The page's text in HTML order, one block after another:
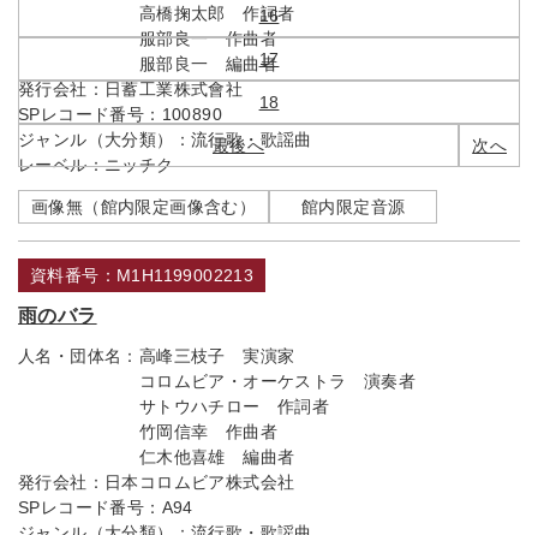
16
17
18
次へ
最後へ
高橋掬太郎 作詞者
服部良一 作曲者
服部良一 編曲者
発行会社： 日蓄工業株式會社
SPレコード番号： 100890
ジャンル（大分類）： 流行歌・歌謡曲
レーベル：ニッチク
画像無（館内限定画像含む） 館内限定音源
資料番号：M1H1199002213
雨のバラ
人名・団体名： 高峰三枝子 実演家
コロムビア・オーケストラ 演奏者
サトウハチロー 作詞者
竹岡信幸 作曲者
仁木他喜雄 編曲者
発行会社： 日本コロムビア株式会社
SPレコード番号： A94